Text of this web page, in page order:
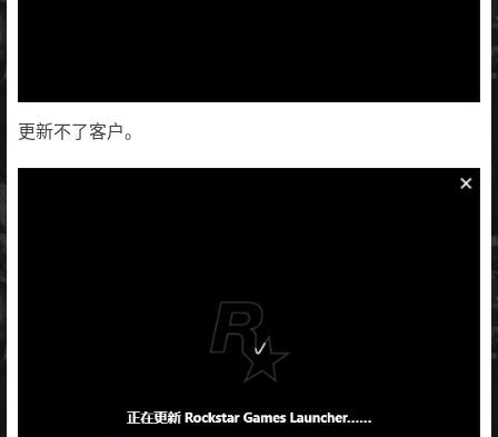
更新不了客户。